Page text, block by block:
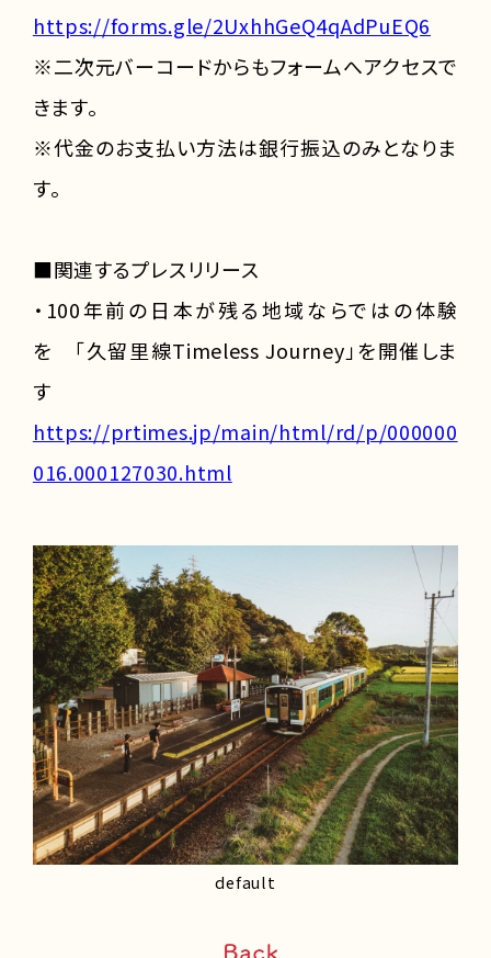
https://forms.gle/2UxhhGeQ4qAdPuEQ6
※二次元バーコードからもフォームへアクセスで
きます。
※代金のお支払い方法は銀行振込のみとなりま
す。
■関連するプレスリリース
・100年前の日本が残る地域ならではの体験
を 「久留里線Timeless Journey」を開催しま
す
https://prtimes.jp/main/html/rd/p/000000
016.000127030.html
default